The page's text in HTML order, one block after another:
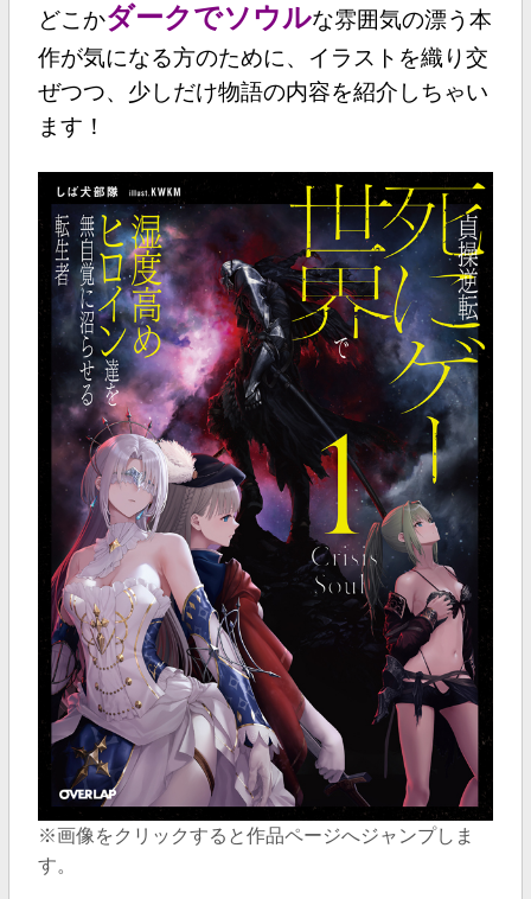
どこかダークでソウルな雰囲気の漂う本
作が気になる方のために、イラストを織り交
ぜつつ、少しだけ物語の内容を紹介しちゃい
ます！
※画像をクリックすると作品ページへジャンプしま
す。